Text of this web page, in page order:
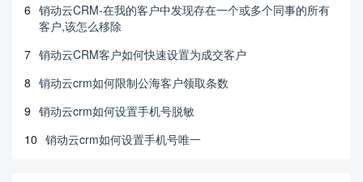
6 销动云CRM-在我的客户中发现存在一个或多个同事的所有
客户,该怎么移除
7 销动云CRM客户如何快速设置为成交客户
8 销动云crm如何限制公海客户领取条数
9 销动云crm如何设置手机号脱敏
10 销动云crm如何设置手机号唯一